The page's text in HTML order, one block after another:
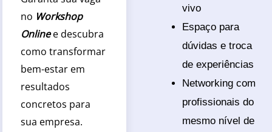
vivo
Espaço para
dúvidas e troca
de experiências
Networking com
profissionais do
mesmo nível de
no Workshop
Onlinee descubra
como transformar
bem-estar em
resultados
concretos para
sua empresa.